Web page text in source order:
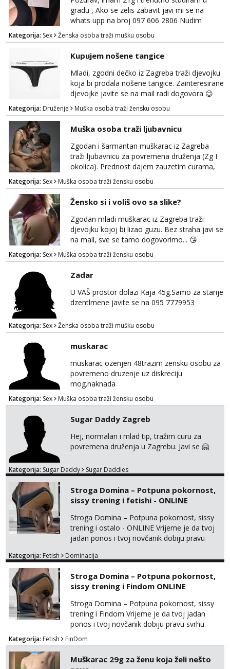
gradu , Ako se zelis zabavit javi mi se na
whats upp na broj 097 606 2806 Nudim
razme vrste zabave uzivo i online
Kategorija: Sex Ženska osoba traži mušku osobu
Kupujem nošene tangice
Mladi, zgodni dečko iz Zagreba traži djevojku
koja bi prodala nošene tangice. Zainteresirane
djevojke javite se na mail radi dogovora 😉
Kategorija: Druženje Muška osoba traži žensku osobu
Muška osoba traži ljubavnicu
Zgodan i šarmantan muškarac iz Zagreba
traži ljubavnicu za povremena druženja (Zg I
okolica). Prednost dajem zauzetim curama,
jer vjerujem da im je diskrecija jako bitna kao
i meni. Javite se na mail gdje možemo
započeti razgovor... 💋
Kategorija: Sex Muška osoba traži žensku osobu
Žensko si i voliš ovo sa slike?
Zgodan mladi muškarac iz Zagreba traži
djevojku kojoj bi lizao guzu. Bez straha javi se
na mail, sve se tamo dogovorimo... 😘
Kategorija: Sex Muška osoba traži žensku osobu
Zadar
U VAŠ prostor dolazi Kaja 45g.Samo za starije
dzentlmene javite se na 095 7779953
Kategorija: Sex Ženska osoba traži mušku osobu
muskarac
muskarac ozenjen 48trazim zensku osobu za
povremeno druzenje uz diskreciju
mog.naknada
Kategorija: Sex Muška osoba traži žensku osobu
Sugar Daddy Zagreb
Hej, normalan i mlad tip, tražim curu za
povremena druženja u Zagrebu. Javi se 🤗
Kategorija: Sugar Daddy Sugar Daddies
Stroga Domina – Potpuna pokornost,
sissy trening i fetishi - ONLINE
Stroga Domina – Potpuna pokornost, sissy
trening i ostalo - ONLINE Vrijeme je da tvoj
jadan ponos i tvoj novčanik dobiju pravu
Domina preuzima potpunu kontrolu nad
isključivo ozbiljni, solventni i poslušni subovi
koji žude za strogim zapovijedima, sissy
transformacijom (rublje, elegancija) i
potpunim psiholo...
Kategorija: Fetish Dominacija
Stroga Domina – Potpuna pokornost,
sissy trening i Findom ONLINE
Stroga Domina – Potpuna pokornost, sissy
trening i Findom Vrijeme je da tvoj jadan
ponos i tvoj novčanik dobiju pravu svrhu.
Inteligentna, hladna i beskompromisna
Domina preuzima potpunu kontrolu nad
tvojim umom i financijama. Zanimaju me
isključivo ozbiljni, solventni i poslušni subovi
Kategorija: Fetish FinDom
Muškarac 29g za ženu koja želi nešto